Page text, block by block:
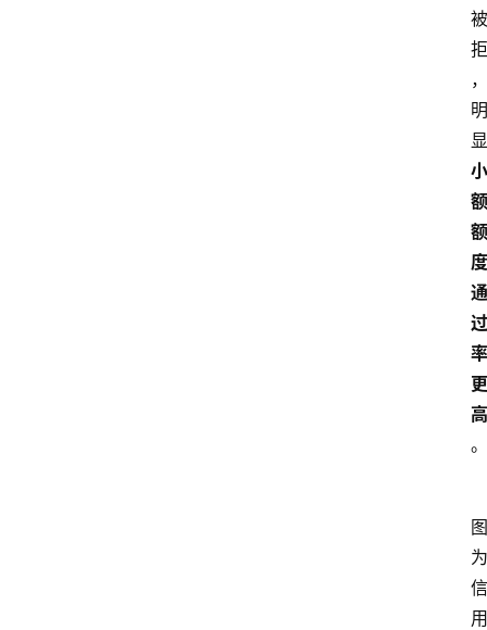
被
拒
，
明
显
小
额
额
度
通
过
率
更
高
。
图
为
信
用